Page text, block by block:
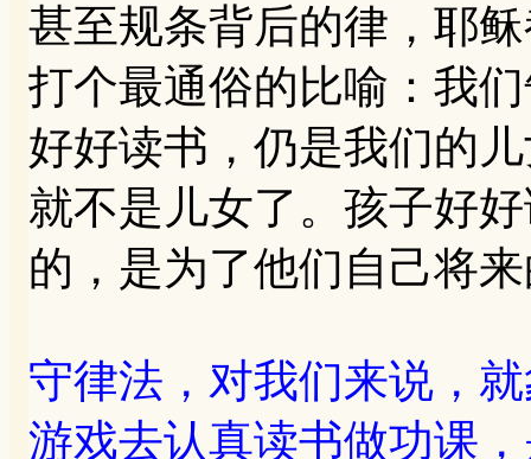
甚至规条背后的律，耶
打个最通俗的比喻：我
好好读书，仍是我们的
就不是儿女了。孩子好
的，是为了他们自己将
守律法，对我们来说，
游戏去认真读书做功课